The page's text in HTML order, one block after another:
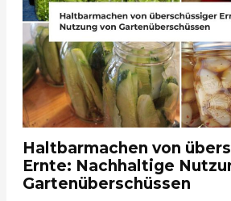
Haltbarmachen von
Ernte: Nachhaltige
Gartenüberschüssen